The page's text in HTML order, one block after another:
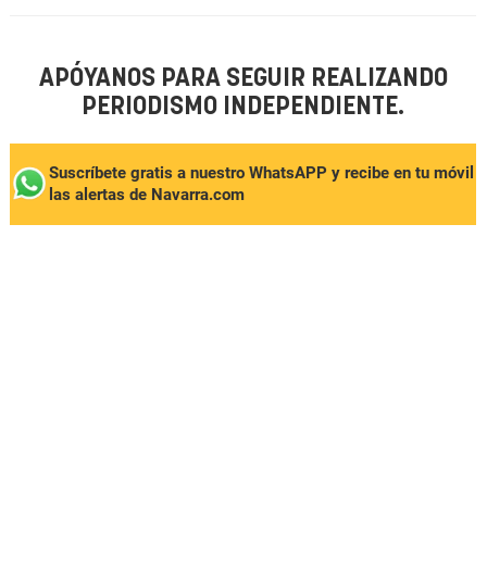
APÓYANOS PARA SEGUIR REALIZANDO
PERIODISMO INDEPENDIENTE.
Suscríbete gratis a nuestro WhatsAPP y recibe en tu móvil
las alertas de Navarra.com